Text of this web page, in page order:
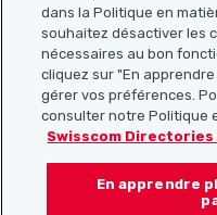
Télécharger
Suis-nous sur les
dans la Politique en
souhaitez désactiver les
nécessaires au bon
cliquez sur "En
gérer vos préférences.
consulter notre Politique
Swisscom Directories
En apprendre